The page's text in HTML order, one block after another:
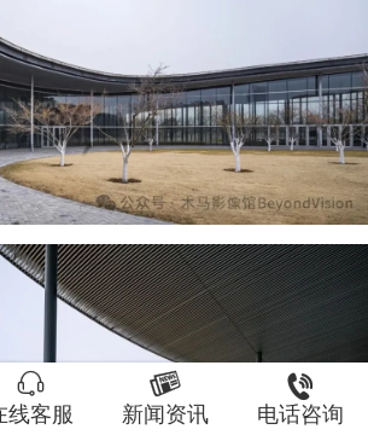

线客服

新闻资讯

电话咨询